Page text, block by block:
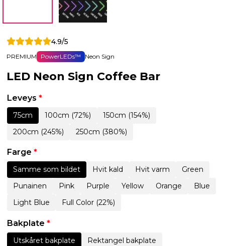
4.9/5
PREMIUM PowerLEDs™ Neon Sign
LED Neon Sign Coffee Bar
Leveys *
75cm 100cm (72%)
150cm (154%)
200cm (245%)
250cm (380%)
Farge *
Samme som bildet Hvit kald Hvit varm
Green
Punainen
Pink Purple Yellow Orange
Blue
Light Blue
Full Color (22%)
Bakplate *
Utskåret bakplate Rektangel bakplate